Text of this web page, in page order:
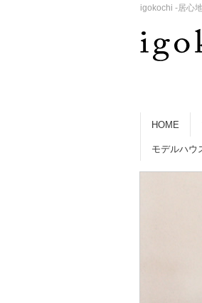
igokochi -居心
HOME
モデルハウ